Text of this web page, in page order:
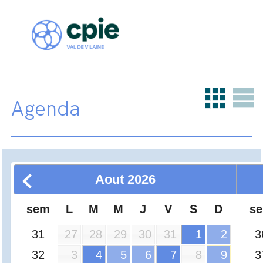
Agenda
Aout 2026
sem L M M J V S
D
31
27 28 29 30 31 1
2
32
3 4 5 6 7 8
9